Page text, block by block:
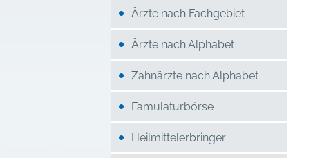
Ärzte nach Fachgebiet
Ärzte nach Alphabet
Zahnärzte nach Alphabet
Famulaturbörse
Heilmittelerbringer